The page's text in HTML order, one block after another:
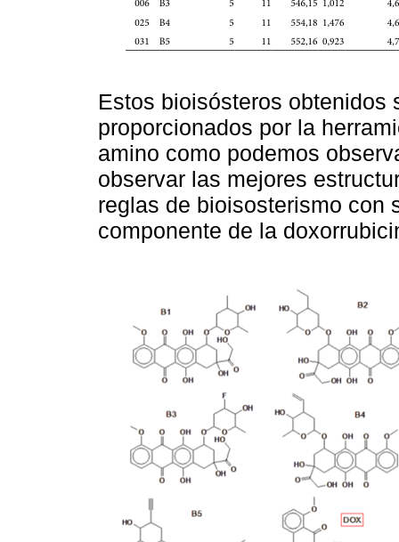
Estos bioisósteros obtenidos
proporcionados por la
amino como podemos
observar las mejores
reglas de bioisosterismo con
componente de la